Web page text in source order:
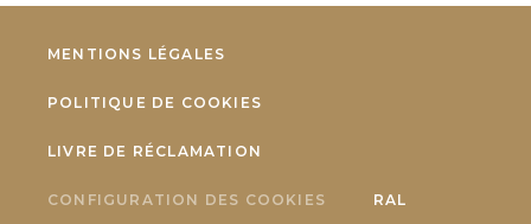
MENTIONS LÉGALES
POLITIQUE DE COOKIES
LIVRE DE RÉCLAMATION
CONFIGURATION DES COOKIES RAL